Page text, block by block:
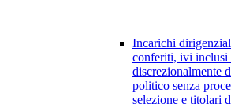
Incarichi
conferiti, ivi inclusi
discrezionalmente
politico senza
selezione e titolari